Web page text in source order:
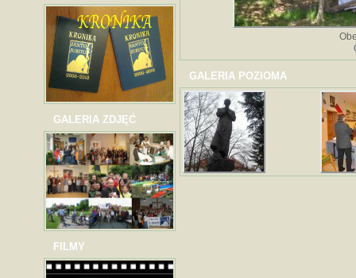
GALERIA ZDJĘĆ
FILMY
GALERIA POZIOMA